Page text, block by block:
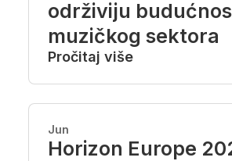
održiviju
muzičkog sektora
Pročitaj više
Jun
Horizon Europe